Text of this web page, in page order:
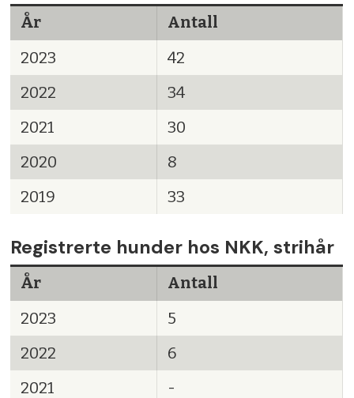
År
Antall
2023
42
2022
34
2021
30
2020
8
2019
33
Registrerte hunder hos NKK, strihår
År
Antall
2023
5
2022
6
2021
-